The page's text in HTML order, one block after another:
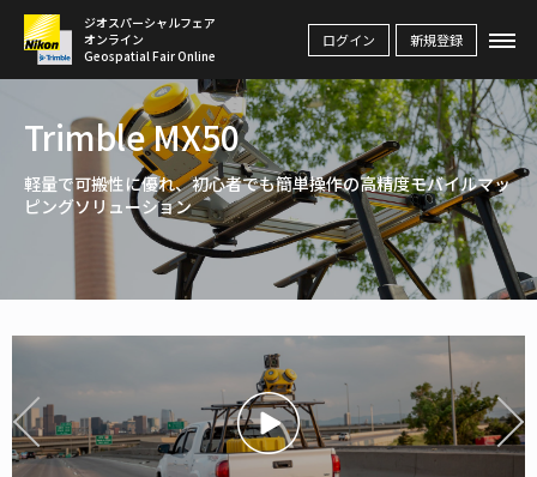
ジオスパーシャルフェア
オンライン
Geospatial Fair Online
ログイン 新規登録
Trimble MX50
軽量で可搬性に優れ、初心者でも簡単操作の高精度モバイルマッ
ピングソリューション